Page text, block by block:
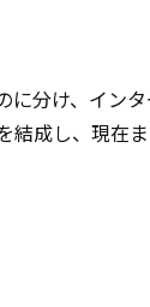
に分け、イン
結成し、現在